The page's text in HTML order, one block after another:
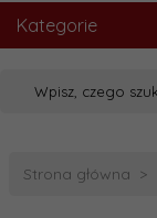
Kategorie
Strona główna